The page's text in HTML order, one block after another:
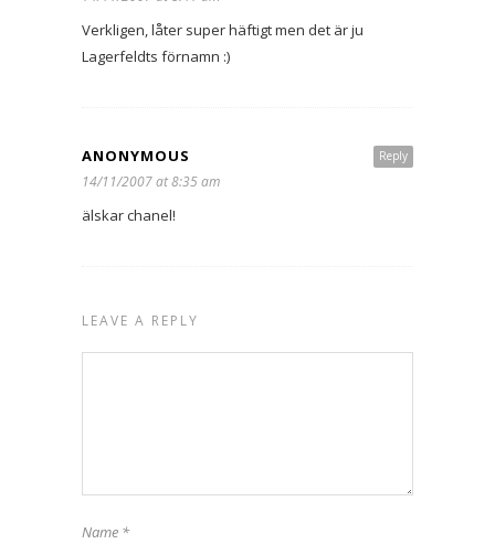
Verkligen, låter super häftigt men det är ju
Lagerfeldts förnamn :)
Reply
ANONYMOUS
14/11/2007 at 8:35 am
älskar chanel!
LEAVE A REPLY
Name *